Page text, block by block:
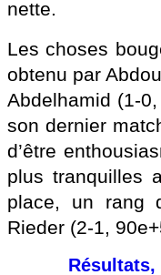
nette.
Les choses
obtenu par
Abdelhamid (1-
son dernier
d’être
plus tranquilles
place, un rang
Rieder (2-1,